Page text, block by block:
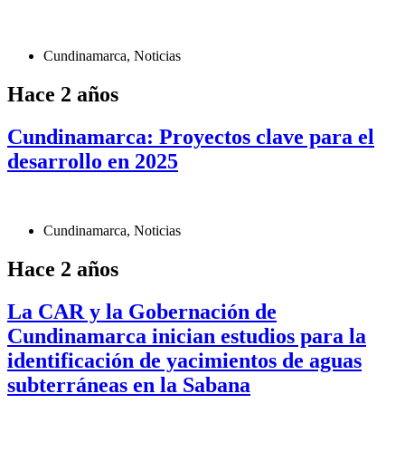
Cundinamarca, Noticias
Hace 2 años
Cundinamarca: Proyectos clave para el
desarrollo en 2025
Cundinamarca, Noticias
Hace 2 años
La CAR y la Gobernación de
Cundinamarca inician estudios para la
identificación de yacimientos de aguas
subterráneas en la Sabana